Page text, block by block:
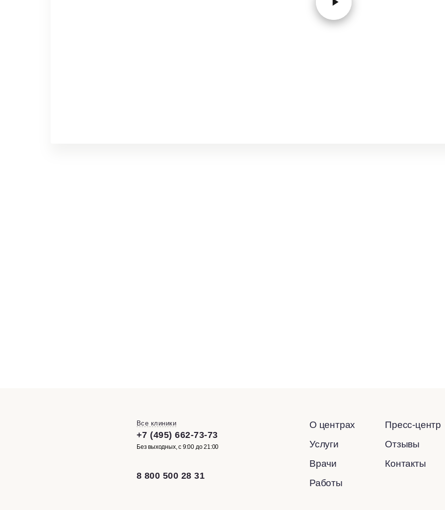
Все клиники
+7 (495) 662-73-73
Без выходных, с 9:00 до 21:00
8 800 500 28 31
О центрах
Услуги
Врачи
Работы
Пресс-центр
Отзывы
Контакты